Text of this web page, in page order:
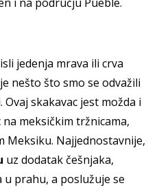
jedenja mrava ili crva
nešto što smo se odvažili
skakavac jest možda i
meksičkim tržnicama,
Meksiku. Najjednostavnije,
uz dodatak češnjaka,
prahu, a poslužuje se